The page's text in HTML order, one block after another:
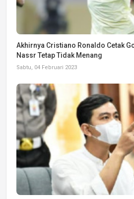
Akhirnya Cristiano Ronaldo Cetak
Nassr Tetap Tidak Menang
Sabtu, 04 Februari 2023